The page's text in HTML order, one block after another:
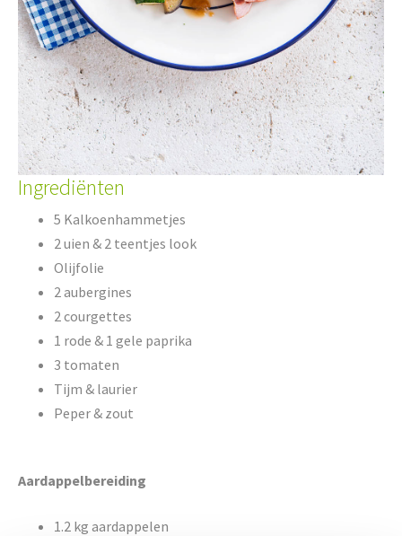
Ingrediënten
5 Kalkoenhammetjes
2 uien & 2 teentjes look
Olijfolie
2 aubergines
2 courgettes
1 rode & 1 gele paprika
3 tomaten
Tijm & laurier
Peper & zout
Aardappelbereiding
1.2 kg aardappelen